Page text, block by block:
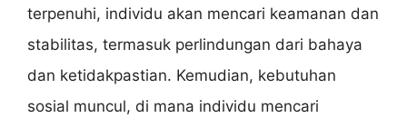
terpenuhi, individu akan mencari keamanan dan
stabilitas, termasuk perlindungan dari bahaya
dan ketidakpastian. Kemudian, kebutuhan
sosial muncul, di mana individu mencari